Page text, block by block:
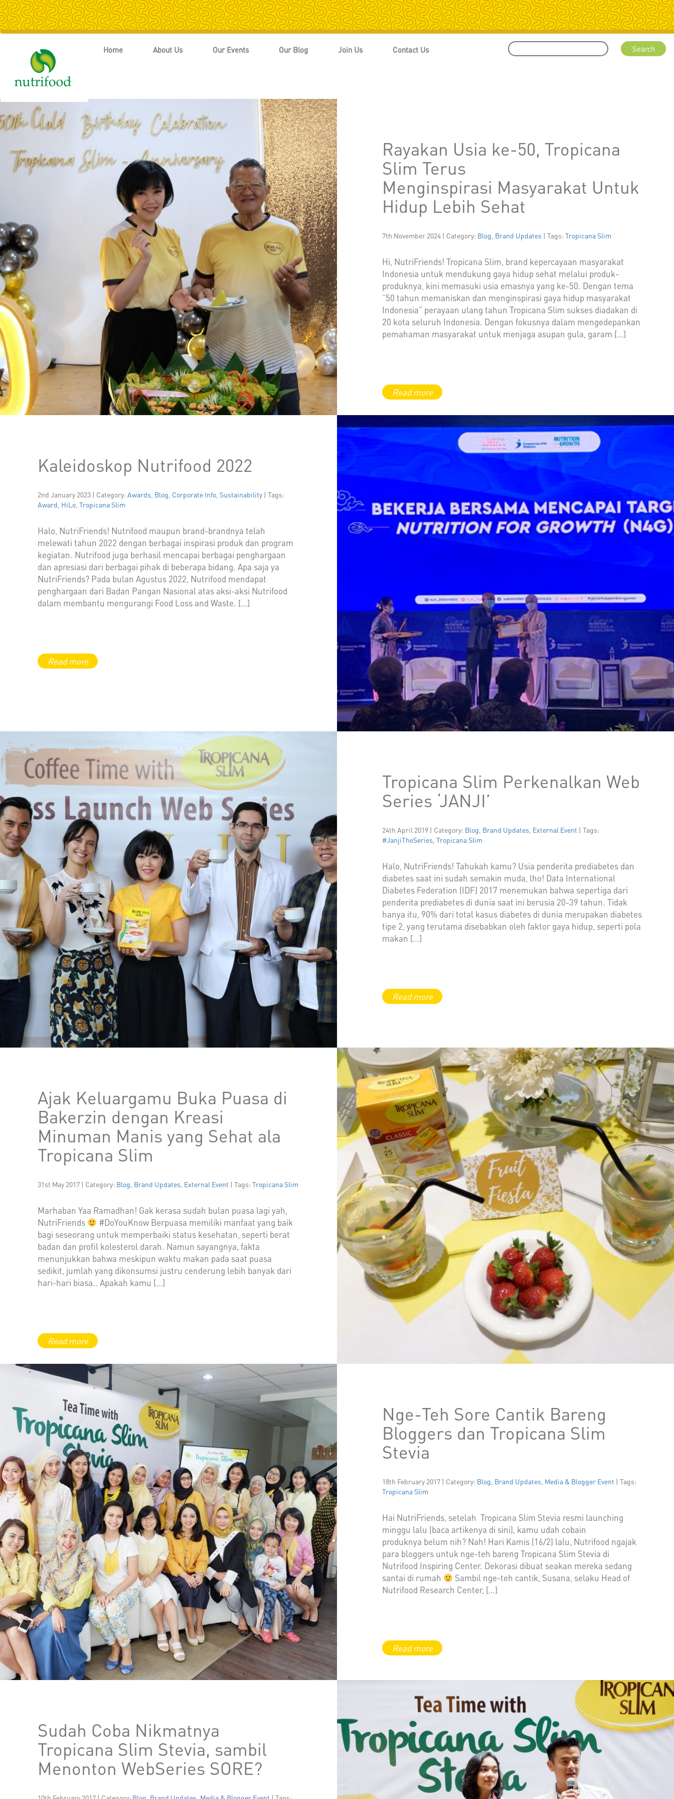
Home About Us Our Events Our Blog Join Us Contact Us
Rayakan Usia ke-50, Tropicana
Slim Terus
Menginspirasi Masyarakat Untuk
Hidup Lebih Sehat
7th November 2024 | Category: Blog Brand Updates | Tags: Tropicana Slim
Hi, NutriFriends! Tropicana Slim, brand kepercayaan masyarakat
Indonesia untuk mendukung gaya hidup sehat melalui produk-
produknya, kini memasuki usia emasnya yang ke-50. Dengan tema
“50 tahun memaniskan dan menginspirasi gaya hidup masyarakat
Indonesia” perayaan ulang tahun Tropicana Slim sukses diadakan di
20 kota seluruh Indonesia. Dengan fokusnya dalam mengedepankan
pemahaman masyarakat untuk menjaga asupan gula, garam […]
Kaleidoskop Nutrifood 2022
2nd January 2023 | Category: Awards Blog Corporate Info Sustainability | Tags:
Award HiLo Tropicana Slim
Halo, NutriFriends! Nutrifood maupun brand-brandnya telah
melewati tahun 2022 dengan berbagai inspirasi produk dan program
kegiatan. Nutrifood juga berhasil mencapai berbagai penghargaan
dan apresiasi dari berbagai pihak di beberapa bidang. Apa saja ya
NutriFriends? Pada bulan Agustus 2022, Nutrifood mendapat
penghargaan dari Badan Pangan Nasional atas aksi-aksi Nutrifood
dalam membantu mengurangi Food Loss and Waste. […]
Tropicana Slim Perkenalkan Web
Series ‘JANJI’
24th April 2019 | Category: Blog Brand Updates External Event | Tags:
#JanjiTheSeries Tropicana Slim
Halo, NutriFriends! Tahukah kamu? Usia penderita prediabetes dan
diabetes saat ini sudah semakin muda, lho! Data International
Diabetes Federation (IDF) 2017 menemukan bahwa sepertiga dari
penderita prediabetes di dunia saat ini berusia 20-39 tahun. Tidak
hanya itu, 90% dari total kasus diabetes di dunia merupakan diabetes
tipe 2, yang terutama disebabkan oleh faktor gaya hidup, seperti pola
makan […]
Ajak Keluargamu Buka Puasa di
Bakerzin dengan Kreasi
Minuman Manis yang Sehat ala
Tropicana Slim
31st May 2017 | Category: Blog Brand Updates External Event | Tags: Tropicana Slim
Marhaban Yaa Ramadhan! Gak kerasa sudah bulan puasa lagi yah,
NutriFriends
#DoYouKnow Berpuasa memiliki manfaat yang baik
bagi seseorang untuk memperbaiki status kesehatan, seperti berat
badan dan profil kolesterol darah. Namun sayangnya, fakta
menunjukkan bahwa meskipun waktu makan pada saat puasa
sedikit, jumlah yang dikonsumsi justru cenderung lebih banyak dari
hari-hari biasa.. Apakah kamu […]
Nge-Teh Sore Cantik Bareng
Bloggers dan Tropicana Slim
Stevia
18th February 2017 | Category: Blog Brand Updates Media & Blogger Event | Tags:
Tropicana Slim
Hai NutriFriends, setelah Tropicana Slim Stevia resmi launching
minggu lalu (baca artikenya di sini), kamu udah cobain
produknya belum nih? Nah! Hari Kamis (16/2) lalu, Nutrifood ngajak
para bloggers untuk nge-teh bareng Tropicana Slim Stevia di
Nutrifood Inspiring Center. Dekorasi dibuat seakan mereka sedang
santai di rumah
Sambil nge-teh cantik, Susana, selaku Head of
Nutrifood Research Center, […]
Sudah Coba Nikmatnya
Tropicana Slim Stevia, sambil
Menonton WebSeries SORE?